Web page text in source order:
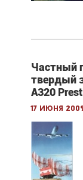
Частный
твердый
A320
17 июня